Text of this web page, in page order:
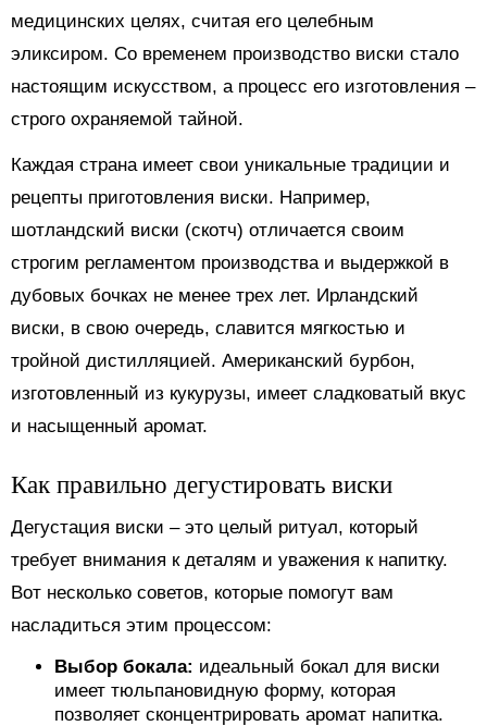
медицинских целях, считая его целебным
эликсиром. Со временем производство виски стало
настоящим искусством, а процесс его изготовления –
строго охраняемой тайной.
Каждая страна имеет свои уникальные традиции и
рецепты приготовления виски. Например,
шотландский виски (скотч) отличается своим
строгим регламентом производства и выдержкой в
дубовых бочках не менее трех лет. Ирландский
виски, в свою очередь, славится мягкостью и
тройной дистилляцией. Американский бурбон,
изготовленный из кукурузы, имеет сладковатый вкус
и насыщенный аромат.
Как правильно дегустировать виски
Дегустация виски – это целый ритуал, который
требует внимания к деталям и уважения к напитку.
Вот несколько советов, которые помогут вам
насладиться этим процессом:
Выбор бокала: идеальный бокал для виски
имеет тюльпановидную форму, которая
позволяет сконцентрировать аромат напитка.